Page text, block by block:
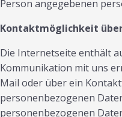
Person angegebenen
Kontaktmöglichkeit
Die Internetseite enthält
Kommunikation mit uns
Mail oder über ein
personenbezogenen
personenbezogenen